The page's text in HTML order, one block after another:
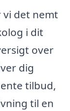
vi det nemt
i dit
over
dig
tilbud,
til en